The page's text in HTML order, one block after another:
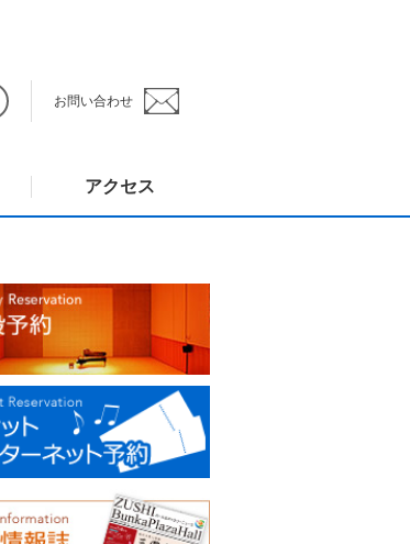
お問い合わせ
アクセス